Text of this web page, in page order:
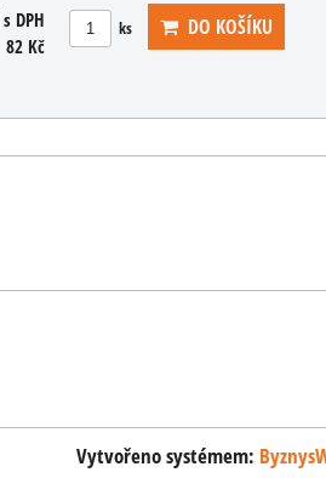
s DPH
82 Kč
ks DO KOŠÍKU
Vytvořeno systémem: